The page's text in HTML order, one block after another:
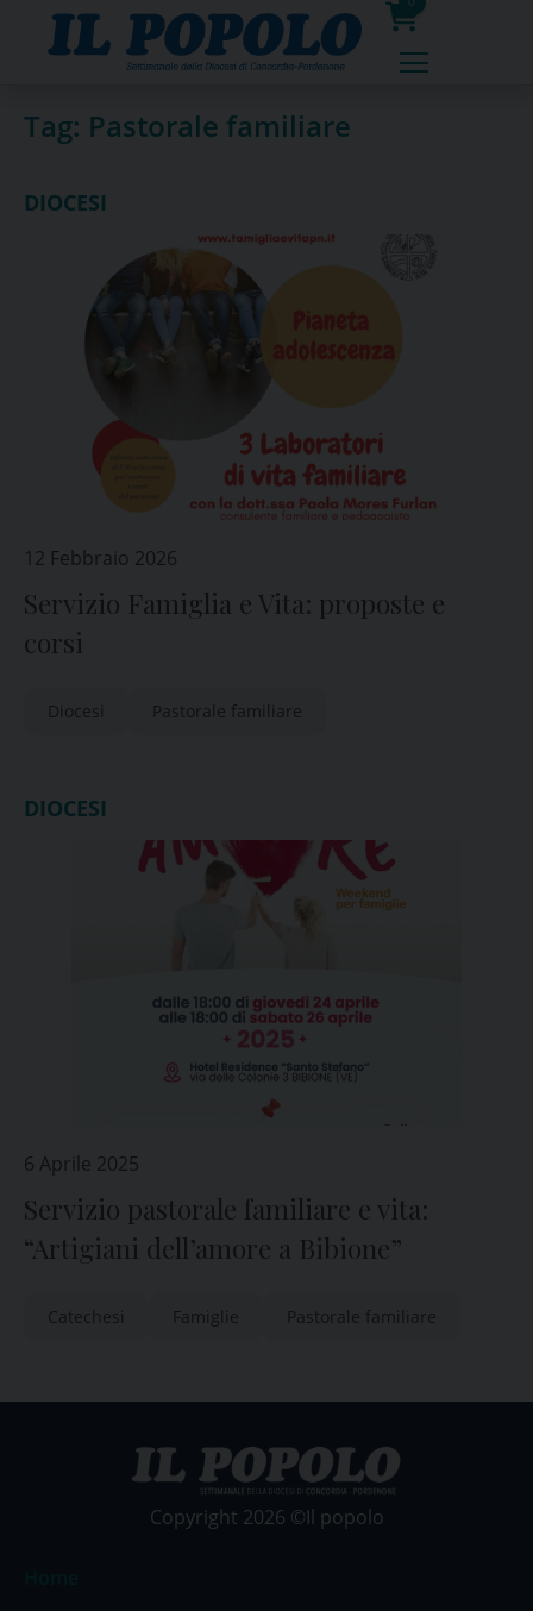
0
prodotti
Tag: Pastorale familiare
DIOCESI
12 Febbraio 2026
Servizio Famiglia e Vita: proposte e
corsi
Diocesi Pastorale familiare
DIOCESI
6 Aprile 2025
Servizio pastorale familiare e vita:
“Artigiani dell’amore a Bibione”
Catechesi Famiglie Pastorale familiare
Copyright 2026 ©Il popolo